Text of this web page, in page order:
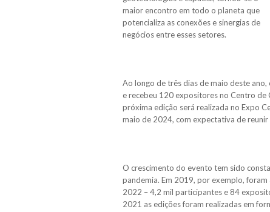
maior encontro em todo o planeta que
potencializa as conexões e sinergias de
negócios entre esses setores.
Ao longo de três dias de maio deste
e recebeu 120 expositores no Centro de
próxima edição será realizada no Expo
maio de 2024, com expectativa de reunir
O crescimento do evento tem sido
pandemia. Em 2019, por exemplo,
2022 – 4,2 mil participantes e 84
2021 as edições foram realizadas em